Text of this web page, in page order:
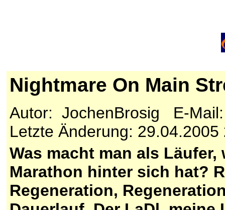
Nightmare On Main
Autor: JochenBrosig E-
Letzte Änderung: 29.04.2005
Was macht man als
Marathon hinter sich hat?
Regeneration,